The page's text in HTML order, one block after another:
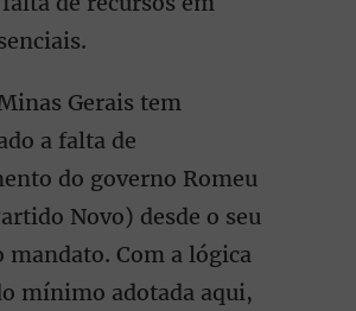
Gerais tem
a falta de
do governo Romeu
Novo) desde o seu
Com a lógica
mínimo adotada aqui,